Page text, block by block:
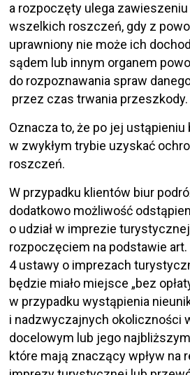
a rozpoczęty ulega
wszelkich roszczeń, gdy z
uprawniony nie może ich
sądem lub innym organem
do rozpoznawania spraw
przez czas trwania przeszkody.
Oznacza to, że po jej
w zwykłym trybie uzyskać
roszczeń.
W przypadku klientów biur
dodatkowo możliwość
o udział w imprezie
rozpoczęciem na podstawie art.
4 ustawy o imprezach
będzie miało miejsce „bez
w przypadku wystąpienia
i nadzwyczajnych okoliczności
docelowym lub jego
które mają znaczący wpływ na